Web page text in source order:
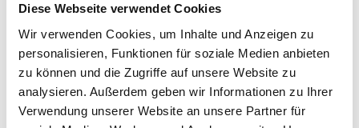
Diese Webseite verwendet Cookies
Wir verwenden Cookies, um Inhalte und Anzeigen zu
personalisieren, Funktionen für soziale Medien anbieten
zu können und die Zugriffe auf unsere Website zu
analysieren. Außerdem geben wir Informationen zu Ihrer
Verwendung unserer Website an unsere Partner für
Samstag - Sonntag
Schreiben Sie uns